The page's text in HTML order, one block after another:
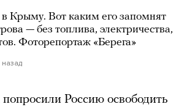
Крыму. Вот каким его запомнят
— без топлива, электричества,
Фоторепортаж «Берега»
назад
Россию освободить